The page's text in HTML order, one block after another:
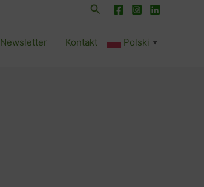
Szukaj
Newsletter Kontakt Polski ▼